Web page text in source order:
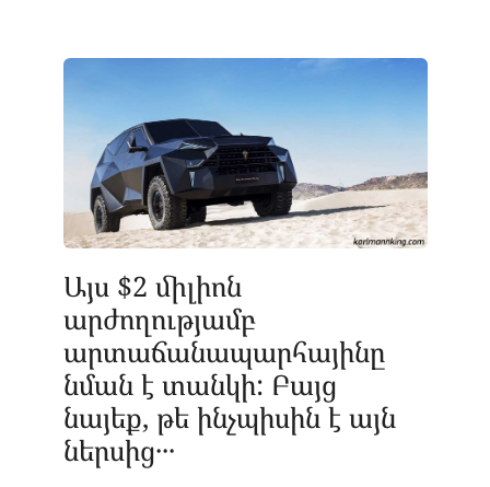
Այս $2 միլիոն
արժողությամբ
արտաճանապարհայինը
նման է տանկի: Բայց
նայեք, թե ինչպիսին է այն
ներսից․․․